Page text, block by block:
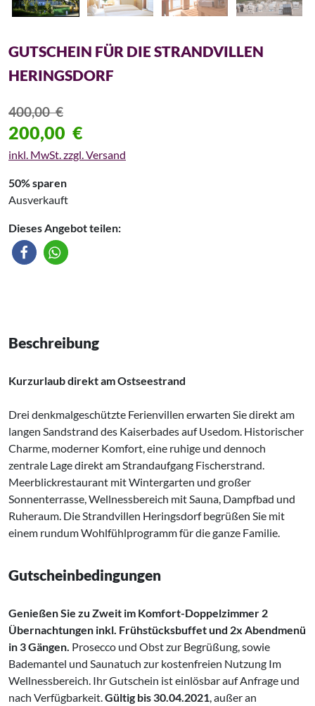
GUTSCHEIN FÜR DIE STRANDVILLEN
HERINGSDORF
400,00€
200,00 €
inkl. MwSt. zzgl. Versand
50% sparen
Ausverkauft
Dieses Angebot teilen:
Beschreibung
Kurzurlaub direkt am Ostseestrand
Drei denkmalgeschützte Ferienvillen erwarten Sie direkt am
langen Sandstrand des Kaiserbades auf Usedom. Historischer
Charme, moderner Komfort, eine ruhige und dennoch
zentrale Lage direkt am Strandaufgang Fischerstrand.
Meerblickrestaurant mit Wintergarten und großer
Sonnenterrasse, Wellnessbereich mit Sauna, Dampfbad und
Ruheraum. Die Strandvillen Heringsdorf begrüßen Sie mit
einem rundum Wohlfühlprogramm für die ganze Familie.
Gutscheinbedingungen
Genießen Sie zu Zweit im Komfort-Doppelzimmer 2
Übernachtungen inkl. Frühstücksbuffet und 2x Abendmenü
in 3 Gängen. Prosecco und Obst zur Begrüßung, sowie
Bademantel und Saunatuch zur kostenfreien Nutzung Im
Wellnessbereich. Ihr Gutschein ist einlösbar auf Anfrage und
nach Verfügbarkeit. Gültig bis 30.04.2021 , außer an